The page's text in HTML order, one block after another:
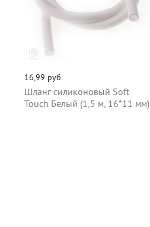
16,99 руб.
Шланг силиконовый Soft
Touch Белый (1,5 м, 16*11 мм)